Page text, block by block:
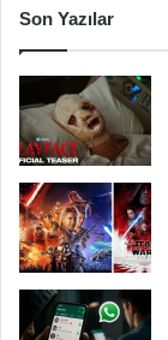
Son Yazılar